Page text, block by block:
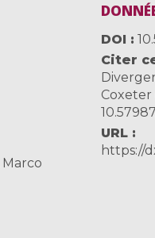
Marco
DOI
Citer
Coxeter
URL
https://